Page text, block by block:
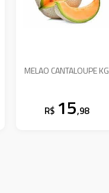
MELAO CANTALOUPE KG
R$ 15,98